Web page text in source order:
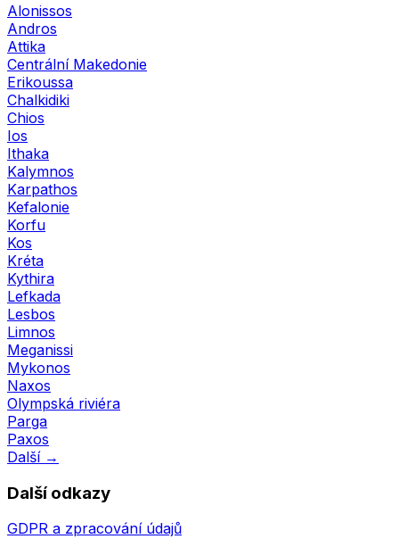
Alonissos
Andros
Attika
Centrální Makedonie
Erikoussa
Chalkidiki
Chios
Ios
Ithaka
Kalymnos
Karpathos
Kefalonie
Korfu
Kos
Kréta
Kythira
Lefkada
Lesbos
Limnos
Meganissi
Mykonos
Naxos
Olympská riviéra
Parga
Paxos
Další →
Další odkazy
GDPR a zpracování údajů